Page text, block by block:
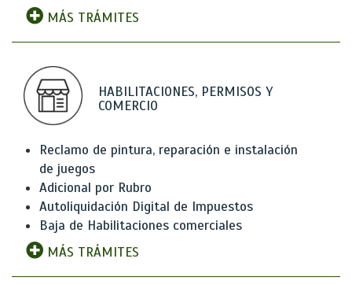
MÁS TRÁMITES
HABILITACIONES, PERMISOS Y
COMERCIO
Reclamo de pintura, reparación e instalación
de juegos
Adicional por Rubro
Autoliquidación Digital de Impuestos
Baja de Habilitaciones comerciales
MÁS TRÁMITES